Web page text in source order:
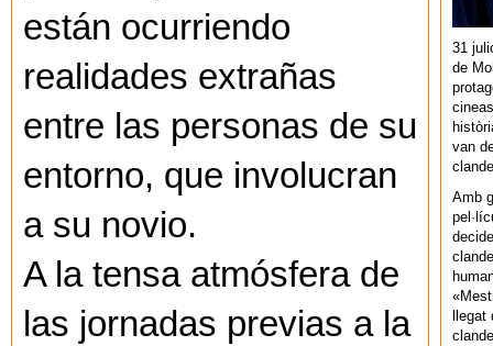
están ocurriendo
realidades extrañas
entre las personas de su
entorno, que involucran
a su novio.
A la tensa atmósfera de
las jornadas previas a la
31
de
van
Amb